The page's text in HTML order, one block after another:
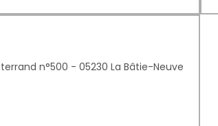
n°500 - 05230 La Bâtie-Neuve